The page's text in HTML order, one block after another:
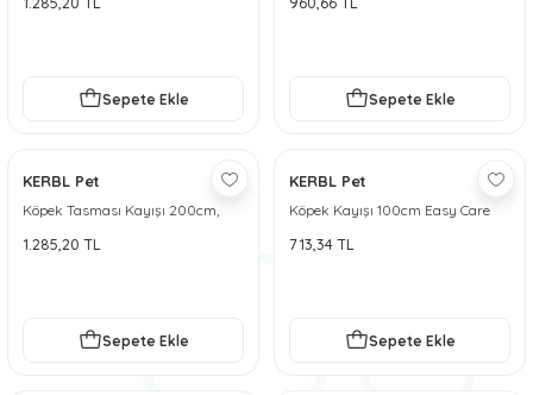
Sepete Ekle Sepete Ekle
KERBL Pet
Köpek Tasması Kayışı 200cm,
1.285,20 TL
Sepete Ekle
KERBL Pet
Köpek Kayışı 100cm Easy Care
713,34 TL
Sepete Ekle